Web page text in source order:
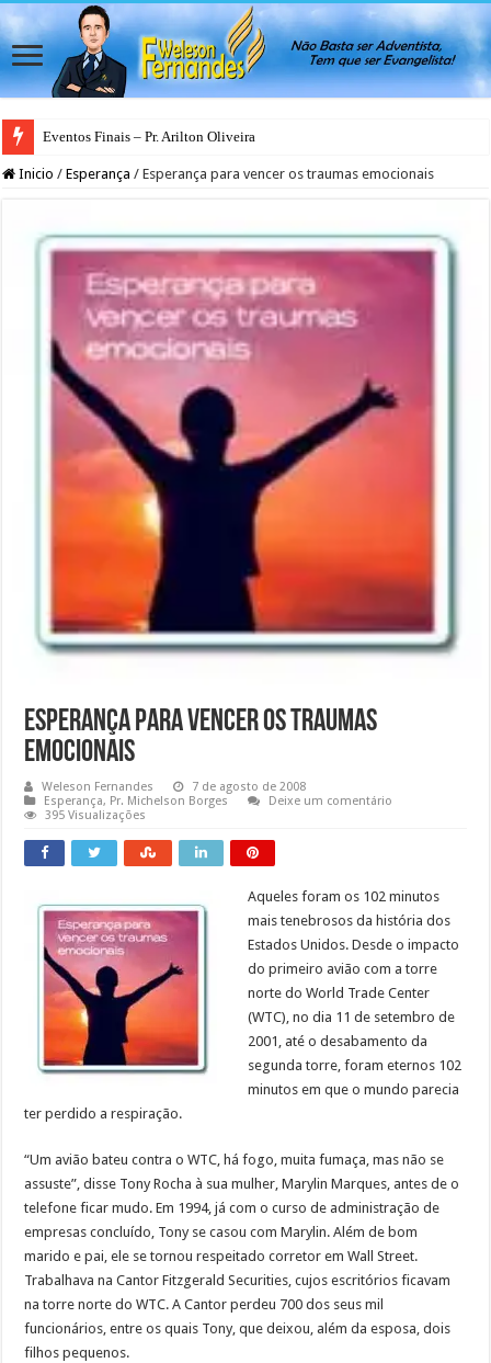
Eventos Finais – Pr. Arilton Oliveira
Inicio / Esperança / Esperança para vencer os traumas emocionais
Esperança para vencer os traumas
emocionais
Weleson Fernandes
7 de agosto de 2008
Esperança, Pr. Michelson Borges
Deixe um comentário
395 Visualizações
Aqueles foram os 102 minutos
mais tenebrosos da história dos
Estados Unidos. Desde o impacto
do primeiro avião com a torre
norte do World Trade Center
(WTC), no dia 11 de setembro de
2001, até o desabamento da
segunda torre, foram eternos 102
minutos em que o mundo parecia
ter perdido a respiração.
“Um avião bateu contra o WTC, há fogo, muita fumaça, mas não se
assuste”, disse Tony Rocha à sua mulher, Marylin Marques, antes de o
telefone ficar mudo. Em 1994, já com o curso de administração de
empresas concluído, Tony se casou com Marylin. Além de bom
marido e pai, ele se tornou respeitado corretor em Wall Street.
Trabalhava na Cantor Fitzgerald Securities, cujos escritórios ficavam
na torre norte do WTC. A Cantor perdeu 700 dos seus mil
funcionários, entre os quais Tony, que deixou, além da esposa, dois
filhos pequenos.